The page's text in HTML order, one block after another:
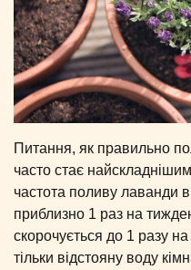
Питання, як правильно
часто стає
частота поливу лаванди в
приблизно 1 раз на
скорочується до 1 разу
тільки відстояну воду